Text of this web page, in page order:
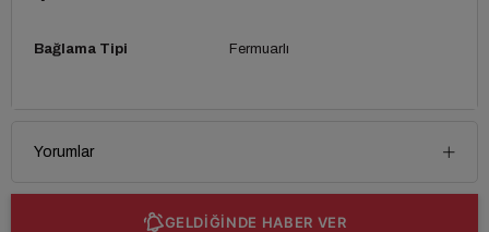
Bağlama Tipi Fermuarlı
Yorumlar
GELDİĞİNDE HABER VER